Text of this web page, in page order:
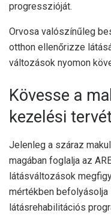
progresszióját.
Orvosa valószínűleg
otthon ellenőrizze
változások nyomon
Kövesse a
kezelési tervét
Jelenleg a száraz
magában foglalja az
látásváltozások
mértékben
látásrehabilitációs